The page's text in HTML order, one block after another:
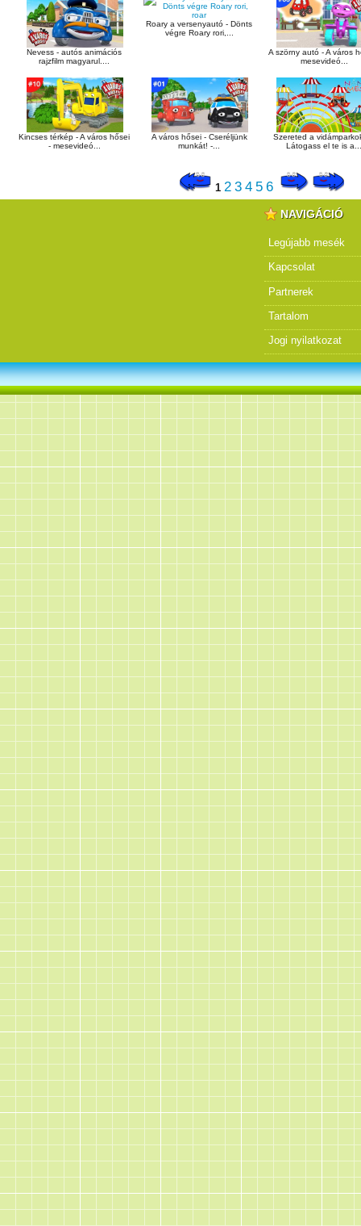
Nevess - autós animációs
rajzfilm magyarul....
Roary a versenyautó - Dönts
végre Roary rori,...
A szörny autó - A város
mesevideó...
Kincses térkép - A város hősei
- mesevideó...
A város hősei - Cseréljünk
munkát! -...
Szereted a
Látogass el te is
1 2 3 4 5 6
NAVIGÁCIÓ
Legújabb mesék
Kapcsolat
Partnerek
Tartalom
Jogi nyilatkozat